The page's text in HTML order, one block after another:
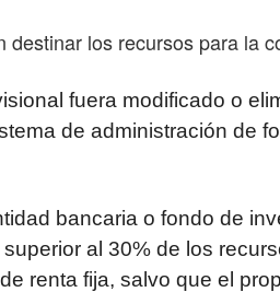
los recursos para la
fuera modificado o
de administración de
bancaria o fondo de
al 30% de los
renta fija, salvo que el